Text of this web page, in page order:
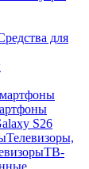
для
S26
Телевизоры,
ТВ-